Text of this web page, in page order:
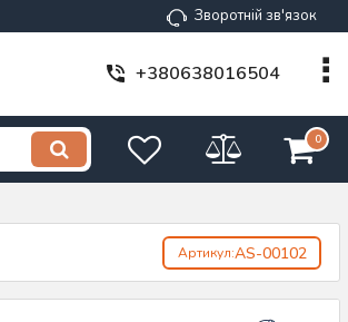
Зворотній зв'язок
+380638016504
0
Артикул:AS-00102